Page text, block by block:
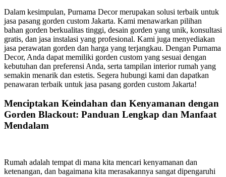
Dalam kesimpulan, Purnama Decor merupakan solusi terbaik untuk
jasa pasang gorden custom Jakarta. Kami menawarkan pilihan
bahan gorden berkualitas tinggi, desain gorden yang unik, konsultasi
gratis, dan jasa instalasi yang profesional. Kami juga menyediakan
jasa perawatan gorden dan harga yang terjangkau. Dengan Purnama
Decor, Anda dapat memiliki gorden custom yang sesuai dengan
kebutuhan dan preferensi Anda, serta tampilan interior rumah yang
semakin menarik dan estetis. Segera hubungi kami dan dapatkan
penawaran terbaik untuk jasa pasang gorden custom Jakarta!
Menciptakan Keindahan dan Kenyamanan dengan
Gorden Blackout: Panduan Lengkap dan Manfaat
Mendalam
Rumah adalah tempat di mana kita mencari kenyamanan dan
ketenangan, dan bagaimana kita merasakannya sangat dipengaruhi